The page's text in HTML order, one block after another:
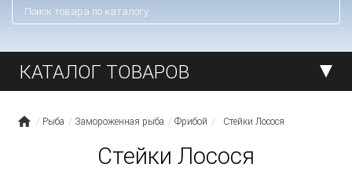
КАТАЛОГ ТОВАРОВ
Рыба Замороженная рыба Фрибой Стейки Лосося
Стейки Лосося